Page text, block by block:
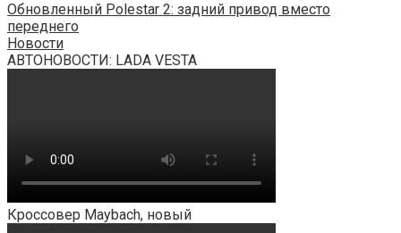
Обновленный Polestar 2: задний привод вместо
переднего
Новости
АВТОНОВОСТИ: LADA VESTA
Кроссовер Maybach, новый